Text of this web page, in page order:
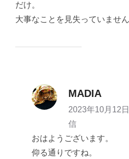
だけ。
大事なことを見失っていませ
MADIA
2023年10月12
信
おはようございます。
仰る通りですね。